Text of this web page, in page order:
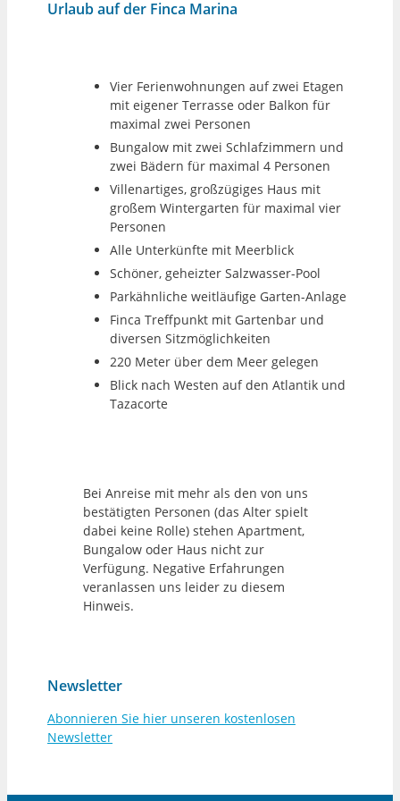
Urlaub auf der Finca Marina
Vier Ferienwohnungen auf zwei Etagen
mit eigener Terrasse oder Balkon für
maximal zwei Personen
Bungalow mit zwei Schlafzimmern und
zwei Bädern für maximal 4 Personen
Villenartiges, großzügiges Haus mit
großem Wintergarten für maximal vier
Personen
Alle Unterkünfte mit Meerblick
Schöner, geheizter Salzwasser-Pool
Parkähnliche weitläufige Garten-Anlage
Finca Treffpunkt mit Gartenbar und
diversen Sitzmöglichkeiten
220 Meter über dem Meer gelegen
Blick nach Westen auf den Atlantik und
Tazacorte
Bei Anreise mit mehr als den von uns
bestätigten Personen (das Alter spielt
dabei keine Rolle) stehen Apartment,
Bungalow oder Haus nicht zur
Verfügung. Negative Erfahrungen
veranlassen uns leider zu diesem
Hinweis.
Newsletter
Abonnieren Sie hier unseren kostenlosen
Newsletter